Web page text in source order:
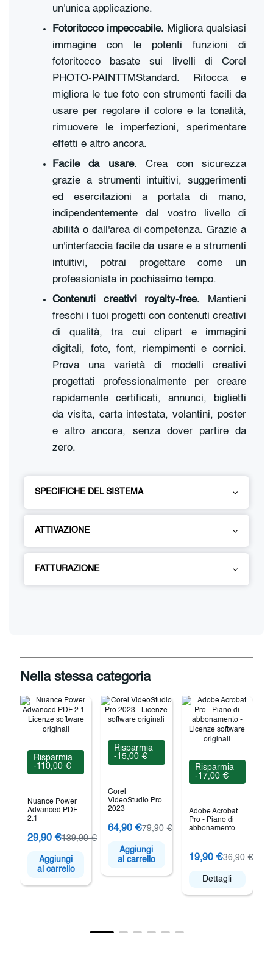
un'unica applicazione.
Fotoritocco impeccabile. Migliora qualsiasi
immagine con le potenti funzioni di
fotoritocco basate sui livelli di Corel
PHOTO-PAINTTMStandard. Ritocca e
migliora le tue foto con strumenti facili da
usare per regolare il colore e la tonalità,
rimuovere le imperfezioni, sperimentare
effetti e altro ancora.
Facile da usare. Crea con sicurezza
grazie a strumenti intuitivi, suggerimenti
ed esercitazioni a portata di mano,
indipendentemente dal vostro livello di
abilità o dall'area di competenza. Grazie a
un'interfaccia facile da usare e a strumenti
intuitivi, potrai progettare come un
professionista in pochissimo tempo.
Contenuti creativi royalty-free. Mantieni
freschi i tuoi progetti con contenuti creativi
di qualità, tra cui clipart e immagini
digitali, foto, font, riempimenti e cornici.
Prova una varietà di modelli creativi
progettati professionalmente per creare
rapidamente certificati, annunci, biglietti
da visita, carta intestata, volantini, poster
e altro ancora, senza dover partire da
zero.
SPECIFICHE DEL SISTEMA
ATTIVAZIONE
FATTURAZIONE
Nella stessa categoria
Risparmia
-110,00 €
Nuance Power
Advanced PDF
2.1
29,90 €139,90 €
Aggiungi
al carrello
Risparmia
-15,00 €
Corel
VideoStudio Pro
2023
64,90 €79,90 €
Aggiungi
al carrello
Risparmia
-17,00 €
Adobe Acrobat
Pro - Piano di
abbonamento
19,90 €36,90 €
Dettagli